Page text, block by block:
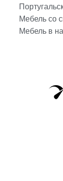
Мебель со
Мебель в